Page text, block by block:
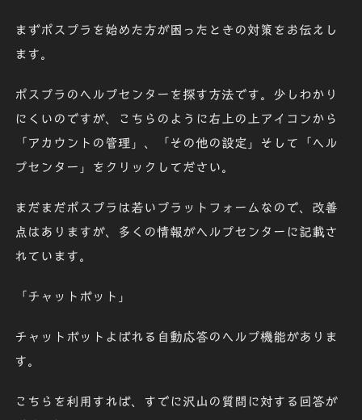
まずポスプラを始めた方が困ったときの対策をお伝えし
ます。
ポスプラのヘルプセンターを探す方法です。少しわかり
にくいのですが、こちらのように右上の上アイコンから
「アカウントの管理」、「その他の設定」そして「ヘル
プセンター」をクリックしてださい。
まだまだポスプラは若いプラットフォームなので、改善
点はありますが、多くの情報がヘルプセンターに記載さ
れています。
「チャットボット」
チャットボットよばれる自動応答のヘルプ機能がありま
す。
こちらを利用すれば、すでに沢山の質問に対する回答が